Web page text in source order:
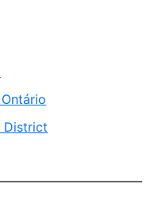
District